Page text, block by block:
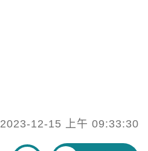
2023-12-15 上午 09:33:30